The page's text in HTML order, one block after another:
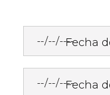
Fecha
Fecha